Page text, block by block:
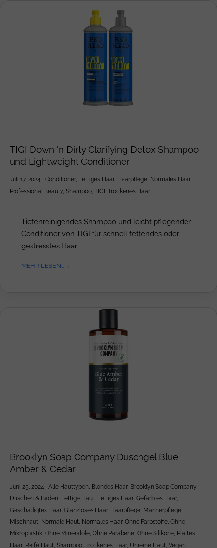
TIGI Down 'n Dirty Clarifying Detox Shampoo
und Lightweight Conditioner
Juli 17, 2024 Conditioner, Fettiges Haar, Haarpflege, Normales Haar,
Professional Beauty, Shampoo, TIGI , Trockenes Haar
Tiefenreinigendes Shampoo und leicht pflegender
Conditioner von TIGI für schnell fettendes oder
gestresstes Haar.
MEHR LESEN...
Brooklyn Soap Company Duschgel Blue
Amber & Cedar
Juni 25, 2024 | Alle Hauttypen Blondes Haar, Brooklyn Soap Company
Duschen & Baden Fettige Haut Fettiges Haar, Gefärbtes Haar,
Geschädigtes Haar, Glanzloses Haar, Haarpflege Männerpflege
Mischhaut Normale Haut Normales Haar, Ohne Farbstoffe Ohne
Mikroplastik Ohne Mineralöle Ohne Parabene Ohne Silikone Plattes
Haar, Reife Haut Shampoo Trockenes Haar, Unreine Haut Vegan